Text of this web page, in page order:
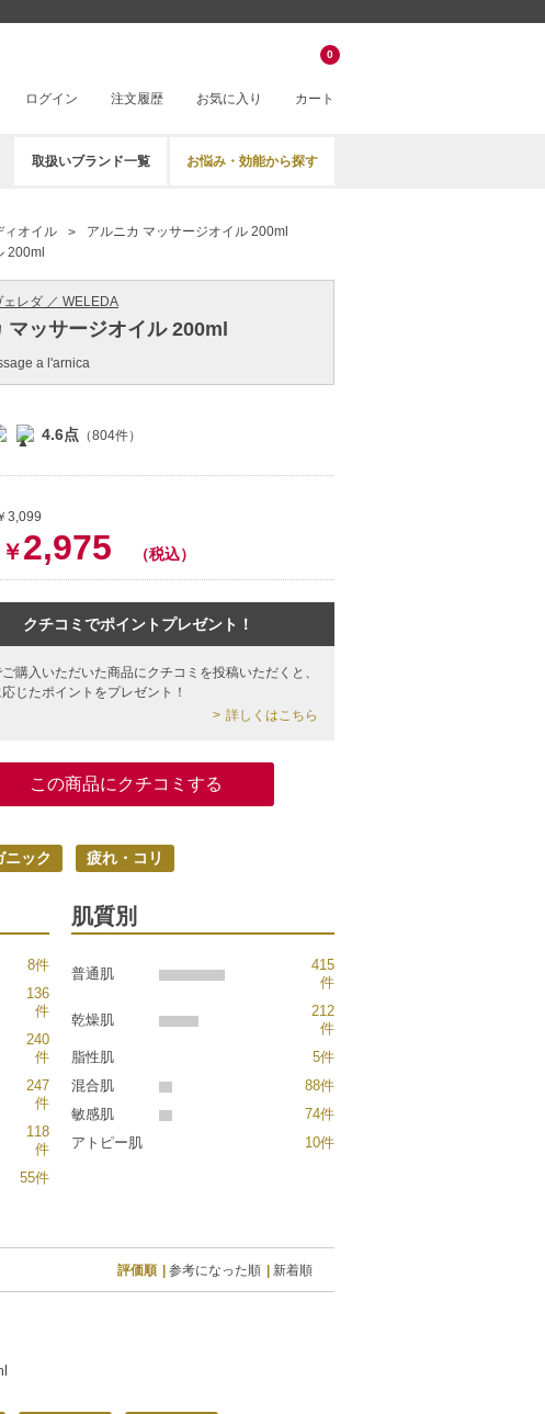
ログイン 注文履歴 お気に入り カート
0
取扱いブランド一覧 お悩み・効能から探す
ィオイル
アルニカ マッサージオイル 200ml
200ml
ェレダ ／ WELEDA
マッサージオイル 200ml
a l'arnica
4.6点 （804件）
3,099
￥2,975 （税込）
クチコミでポイントプレゼント！
購入いただいた商品にクチコミを投稿いただくと、
じたポイントをプレゼント！
詳しくはこちら
この商品にクチコミする
ニック 疲れ・コリ
8件
136
件
240
件
247
件
118
件
55件
肌質別
普通肌
415
件
乾燥肌
212
件
脂性肌
5件
混合肌
88件
敏感肌
74件
アトピー肌
10件
評価順 参考になった順 新着順